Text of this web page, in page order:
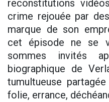
reconstitutions
crime rejouée par
marque de son
cet épisode ne se
sommes invités
biographique de
tumultueuse
folie, errance,